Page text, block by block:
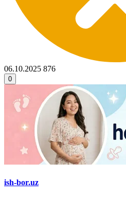
06.10.2025 876
0
ish-bor.uz